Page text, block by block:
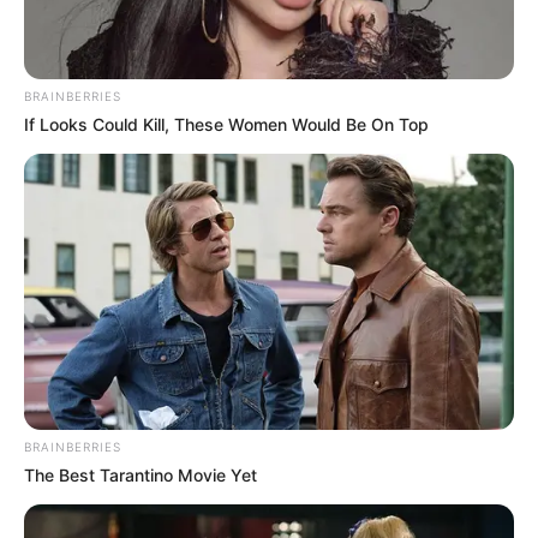
BRAINBERRIES
If Looks Could Kill, These Women Would Be On Top
BRAINBERRIES
The Best Tarantino Movie Yet